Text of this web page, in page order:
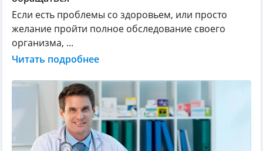
Если есть проблемы со здоровьем, или просто
желание пройти полное обследование своего
организма, ...
Читать подробнее